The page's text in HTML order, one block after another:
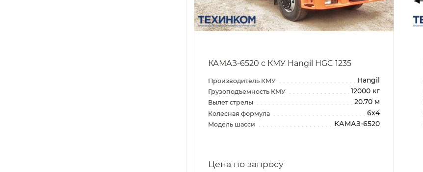
КАМАЗ-6520 с КМУ Hangil HGC 1235
Производитель КМУ Hangil
Грузоподъемность КМУ 12000 кг
Вылет стрелы 20.70 м
Колесная формула 6х4
Модель шасси КАМАЗ-6520
Цена по запросу